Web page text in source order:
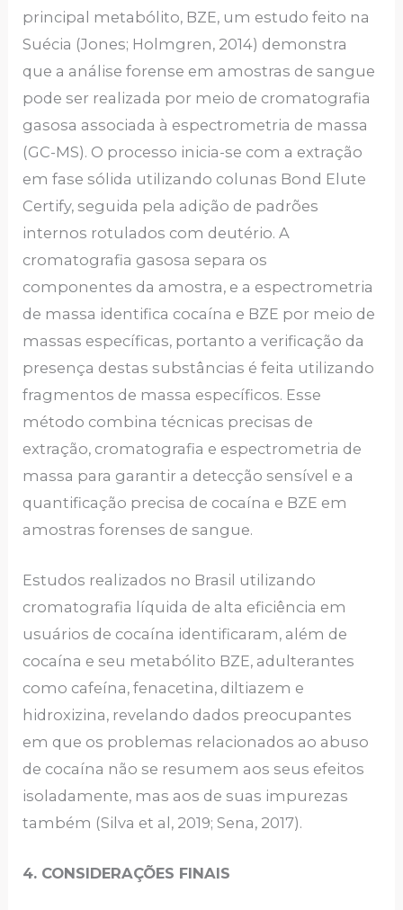
principal metabólito, BZE, um estudo feito na
Suécia (Jones; Holmgren, 2014) demonstra
que a análise forense em amostras de sangue
pode ser realizada por meio de cromatografia
gasosa associada à espectrometria de massa
(GC-MS). O processo inicia-se com a extração
em fase sólida utilizando colunas Bond Elute
Certify, seguida pela adição de padrões
internos rotulados com deutério. A
cromatografia gasosa separa os
componentes da amostra, e a espectrometria
de massa identifica cocaína e BZE por meio de
massas específicas, portanto a verificação da
presença destas substâncias é feita utilizando
fragmentos de massa específicos. Esse
método combina técnicas precisas de
extração, cromatografia e espectrometria de
massa para garantir a detecção sensível e a
quantificação precisa de cocaína e BZE em
amostras forenses de sangue.
Estudos realizados no Brasil utilizando
cromatografia líquida de alta eficiência em
usuários de cocaína identificaram, além de
cocaína e seu metabólito BZE, adulterantes
como cafeína, fenacetina, diltiazem e
hidroxizina, revelando dados preocupantes
em que os problemas relacionados ao abuso
de cocaína não se resumem aos seus efeitos
isoladamente, mas aos de suas impurezas
também (Silva et al, 2019; Sena, 2017).
4. CONSIDERAÇÕES FINAIS